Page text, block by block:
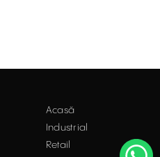
Acasă
Industrial
Retail